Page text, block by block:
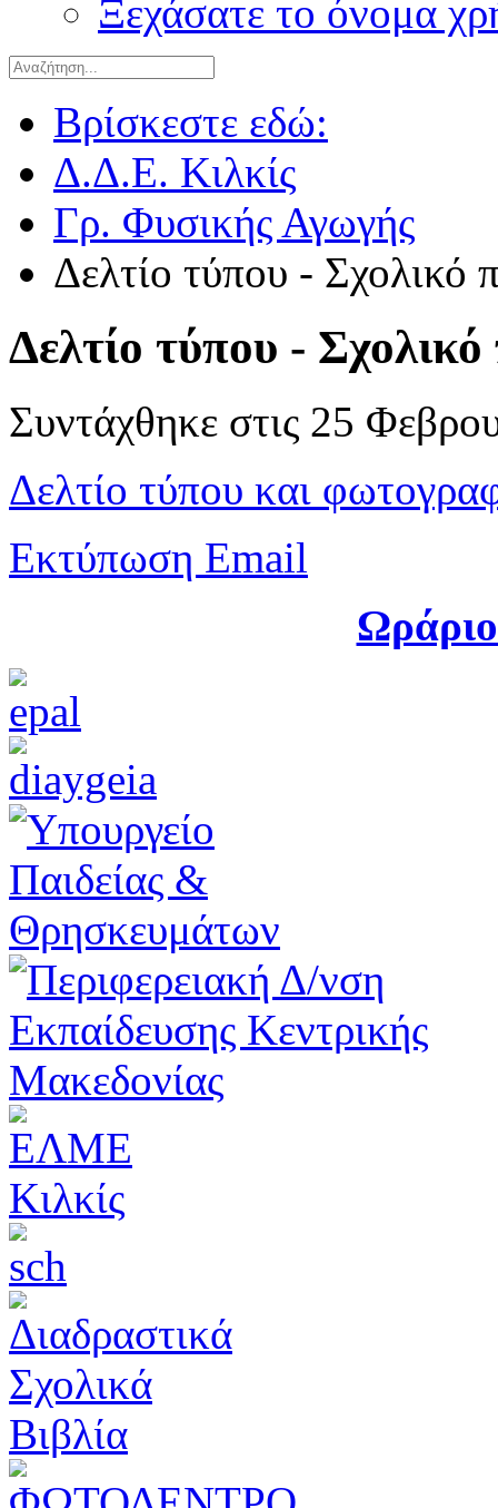
Ξεχάσατε το όνομα
Βρίσκεστε εδώ:
Δ.Δ.Ε. Κιλκίς
Γρ. Φυσικής Αγωγής
Δελτίο τύπου - Σχολικό
Δελτίο τύπου -
Συντάχθηκε στις 25
Δελτίο τύπου και
Εκτύπωση Email